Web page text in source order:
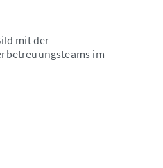
mit der
im